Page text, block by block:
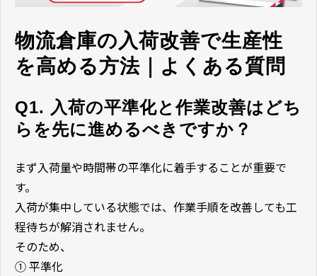
物流倉庫の入荷改善で生産性
を高める方法｜よくある質問
Q1. 入荷の平準化と作業改善はどち
らを先に進めるべきですか？
まず入荷量や時間帯の平準化に着手することが重要で
す。
入荷が集中している状態では、作業手順を改善しても工
程待ちが解消されません。
そのため、
① 平準化